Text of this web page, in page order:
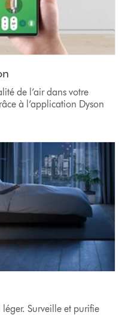
de l’air dans votre
à l’application Dyson
Surveille et purifie